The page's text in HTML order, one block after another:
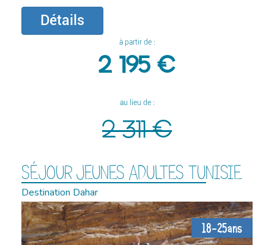
Détails
à partir de :
2 195 €
au lieu de :
2 311 €
SÉJOUR JEUNES ADULTES TUNISIE
Destination Dahar
18-25ans